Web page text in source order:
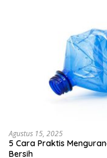
Agustus 15, 2025
5 Cara Praktis
Bersih